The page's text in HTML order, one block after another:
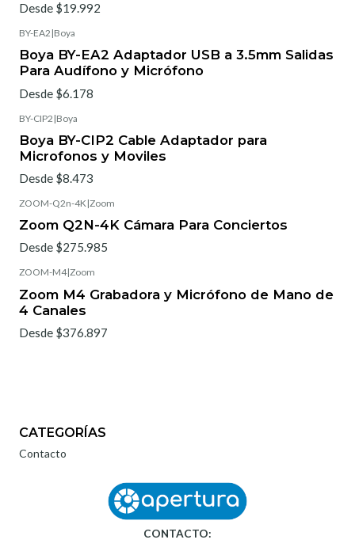
Desde $19.992
BY-EA2 |Boya
Boya BY-EA2 Adaptador USB a 3.5mm Salidas
Para Audífono y Micrófono
Desde $6.178
BY-CIP2 |Boya
Boya BY-CIP2 Cable Adaptador para
Microfonos y Moviles
Desde $8.473
ZOOM-Q2n-4K |Zoom
Zoom Q2N-4K Cámara Para Conciertos
Desde $275.985
ZOOM-M4|Zoom
Zoom M4 Grabadora y Micrófono de Mano de
4 Canales
Desde $376.897
CATEGORÍAS
Contacto
CONTACTO: